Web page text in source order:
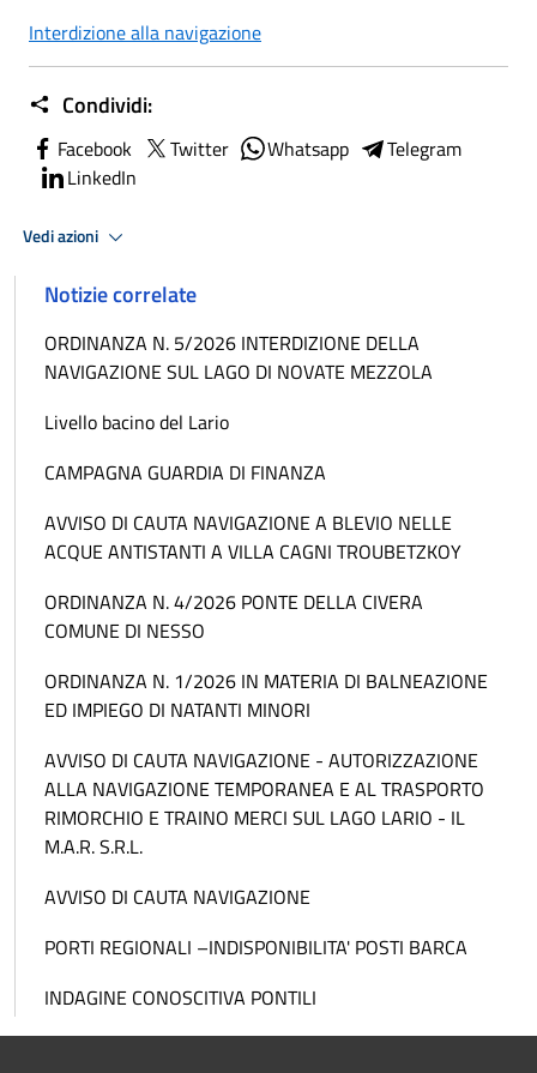
Interdizione alla navigazione
Condividi:
Facebook Twitter Whatsapp
Telegram
LinkedIn
Vedi azioni
Notizie correlate
ORDINANZA N. 5/2026 INTERDIZIONE DELLA
NAVIGAZIONE SUL LAGO DI NOVATE MEZZOLA
Livello bacino del Lario
CAMPAGNA GUARDIA DI FINANZA
AVVISO DI CAUTA NAVIGAZIONE A BLEVIO NELLE
ACQUE ANTISTANTI A VILLA CAGNI TROUBETZKOY
ORDINANZA N. 4/2026 PONTE DELLA CIVERA
COMUNE DI NESSO
ORDINANZA N. 1/2026 IN MATERIA DI BALNEAZIONE
ED IMPIEGO DI NATANTI MINORI
AVVISO DI CAUTA NAVIGAZIONE - AUTORIZZAZIONE
ALLA NAVIGAZIONE TEMPORANEA E AL TRASPORTO
RIMORCHIO E TRAINO MERCI SUL LAGO LARIO - IL
M.A.R. S.R.L.
AVVISO DI CAUTA NAVIGAZIONE
PORTI REGIONALI –INDISPONIBILITA' POSTI BARCA
INDAGINE CONOSCITIVA PONTILI